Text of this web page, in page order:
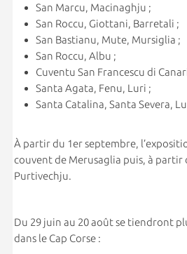
San Marcu, Macinaghju ;
San Roccu, Giottani, Barretali ;
San Bastianu, Mute, Mursiglia ;
San Roccu, Albu ;
Cuventu San Francescu di
Santa Agata, Fenu, Luri ;
Santa Catalina, Santa Severa,
À partir du 1er septembre,
couvent de Merusaglia puis, à partir
Purtivechju.
Du 29 juin au 20 août se tiendront
dans le Cap Corse :